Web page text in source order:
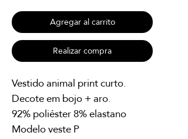
Agregar al carrito
Realizar compra
Vestido animal print curto.
Decote em bojo + aro.
92% poliéster 8% elastano
Modelo veste P